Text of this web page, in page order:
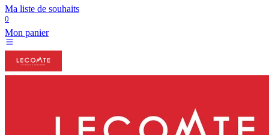
Ma liste de souhaits
0
Mon panier